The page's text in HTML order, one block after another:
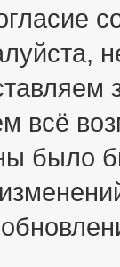
всё
было